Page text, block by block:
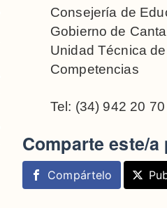
Consejería de
Gobierno de
Unidad Técnica
Competencias
Tel: (34) 942 20
Comparte este/a
Compártelo